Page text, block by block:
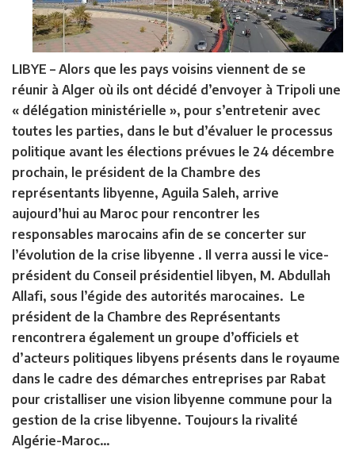
LIBYE – Alors que les pays voisins viennent de se
réunir à Alger où ils ont décidé d’envoyer à Tripoli une
« délégation ministérielle », pour s’entretenir avec
toutes les parties, dans le but d’évaluer le processus
politique avant les élections prévues le 24 décembre
prochain, le président de la Chambre des
représentants libyenne, Aguila Saleh, arrive
aujourd’hui au Maroc pour rencontrer les
responsables marocains afin de se concerter sur
l’évolution de la crise libyenne . Il verra aussi le vice-
président du Conseil présidentiel libyen, M. Abdullah
Allafi, sous l’égide des autorités marocaines. Le
président de la Chambre des Représentants
rencontrera également un groupe d’officiels et
d’acteurs politiques libyens présents dans le royaume
dans le cadre des démarches entreprises par Rabat
pour cristalliser une vision libyenne commune pour la
gestion de la crise libyenne. Toujours la rivalité
Algérie-Maroc…